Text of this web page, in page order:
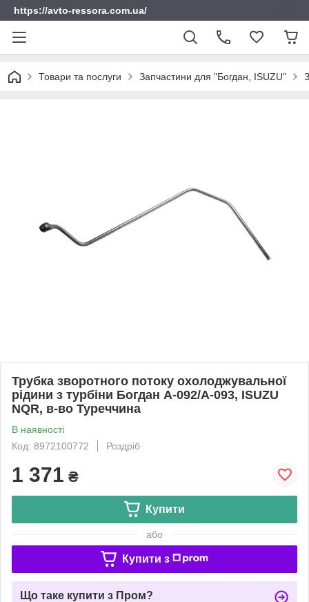
https://avto-ressora.com.ua/
Товари та послуги Запчастини для "Богдан, ISUZU"
Трубка зворотного потоку охолоджувальної
рідини з турбіни Богдан А-092/А-093, ISUZU
NQR, в-во Туреччина
В наявності
Код: 8972100772
Роздріб
1 371 ₴
Купити
або
Купити з
Що таке купити з Пром?